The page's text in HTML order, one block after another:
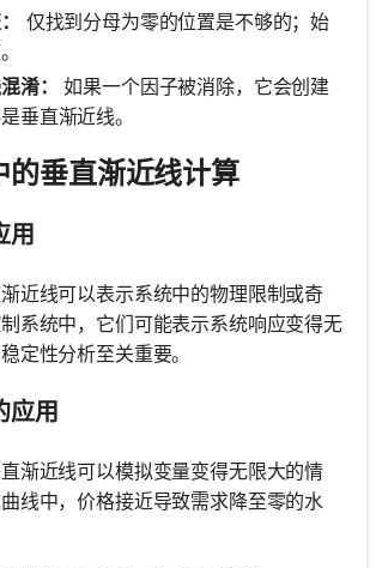
仅找到分母为零的位置是不够的；始
淆：
如果一个因子被消除，它会创建
垂直渐近线。
的垂直渐近线计算
用
近线可以表示系统中的物理限制或奇
系统中，它们可能表示系统响应变得无
定性分析至关重要。
应用
渐近线可以模拟变量变得无限大的情
线中，价格接近导致需求降至零的水